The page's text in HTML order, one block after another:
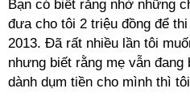
Bạn có biết rằng nhờ những
đưa cho tôi 2 triệu đồng để
2013. Đã rất nhiều lần tôi
nhưng biết rằng mẹ vẫn
dành dụm tiền cho mình thì